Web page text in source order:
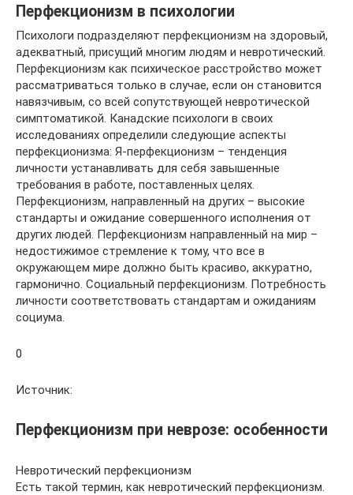
Перфекционизм в психологии
Психологи подразделяют перфекционизм на здоровый,
адекватный, присущий многим людям и невротический.
Перфекционизм как психическое расстройство может
рассматриваться только в случае, если он становится
навязчивым, со всей сопутствующей невротической
симптоматикой. Канадские психологи в своих
исследованиях определили следующие аспекты
перфекционизма: Я-перфекционизм – тенденция
личности устанавливать для себя завышенные
требования в работе, поставленных целях.
Перфекционизм, направленный на других – высокие
стандарты и ожидание совершенного исполнения от
других людей. Перфекционизм направленный на мир –
недостижимое стремление к тому, что все в
окружающем мире должно быть красиво, аккуратно,
гармонично. Социальный перфекционизм. Потребность
личности соответствовать стандартам и ожиданиям
социума.
0
Источник:
Перфекционизм при неврозе: особенности
Невротический перфекционизм
Есть такой термин, как невротический перфекционизм.